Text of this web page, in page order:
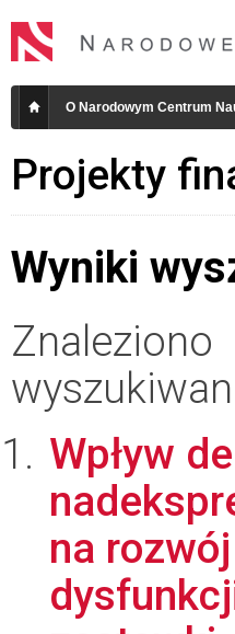
O Narodowym Centrum
Projekty
Wyniki
Wpływ
na rozwój